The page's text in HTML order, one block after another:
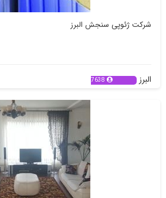
شرکت ژئوپی سنجش البرز
البرز 7638